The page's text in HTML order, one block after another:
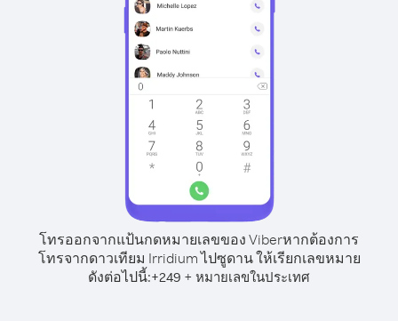
โทรออกจากแป้นกดหมายเลขของ Viberหากต้องการ
โทรจากดาวเทียม Irridium ไปซูดาน ให้เรียกเลขหมาย
ดังต่อไปนี้:+249 + หมายเลขในประเทศ